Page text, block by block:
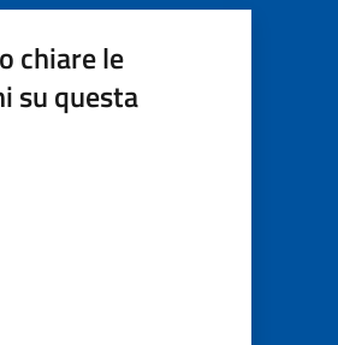
chiare le
su questa